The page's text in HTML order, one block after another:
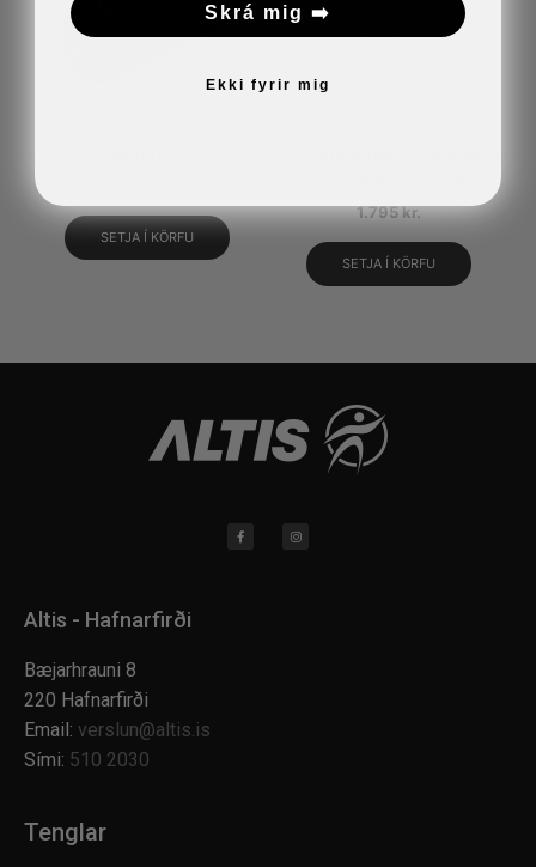
SETJA Í KÖRFU
1.795kr.
SETJA Í KÖRFU
Altis - Hafnarfirði
Bæjarhrauni 8
220 Hafnarfirði
Email: verslun@altis.is
Sími: 510 2030
Tenglar
Skrá mig ➡️
Ekki fyrir mig